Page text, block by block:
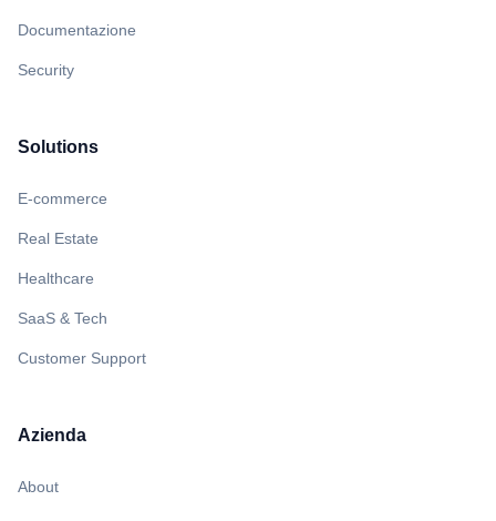
Documentazione
Security
Solutions
E-commerce
Real Estate
Healthcare
SaaS & Tech
Customer Support
Azienda
About